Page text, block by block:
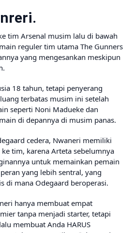
tim Arsenal musim lalu di bawah
reguler tim utama The Gunners
yang mengesankan meskipun
18 tahun, tetapi penyerang
terbatas musim ini setelah
seperti Noni Madueke dan
di depannya di musim panas.
cedera, Nwaneri memiliki
tim, karena Arteta sebelumnya
untuk memainkan pemain
yang lebih sentral, yang
di mana Odegaard beroperasi.
hanya membuat empat
tanpa menjadi starter, tetapi
membuat Anda HARUS